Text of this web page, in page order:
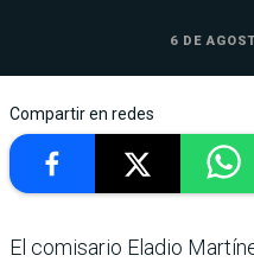
6 DE
Compartir en redes
El comisario Eladio